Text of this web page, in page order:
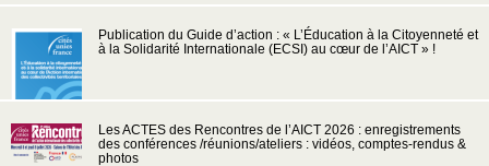
Publication du Guide d’action : « L’Éducation à la Citoyenneté et
à la Solidarité Internationale (ECSI) au cœur de l’AICT » !
Les ACTES des Rencontres de l’AICT 2026 : enregistrements
des conférences /réunions/ateliers : vidéos, comptes-rendus &
photos